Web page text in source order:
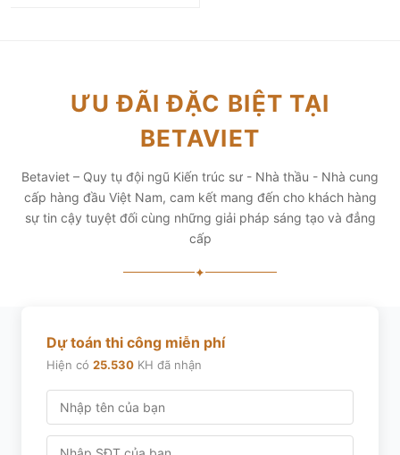
ƯU ĐÃI ĐẶC BIỆT TẠI
BETAVIET
Betaviet – Quy tụ đội ngũ Kiến trúc sư - Nhà thầu - Nhà cung
cấp hàng đầu Việt Nam, cam kết mang đến cho khách hàng
sự tin cậy tuyệt đối cùng những giải pháp sáng tạo và đẳng
cấp
✦
Dự toán thi công miễn phí
Hiện có 25.530 KH đã nhận